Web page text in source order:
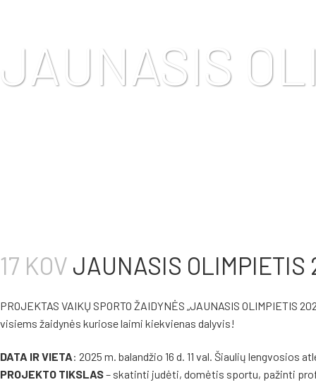
JAUNASIS
17 KOV JAUNASIS OLIMPIETIS
PROJEKTAS VAIKŲ SPORTO ŽAIDYNĖS „JAUNASIS OLIMPIETIS
visiems žaidynės kuriose laimi kiekvienas dalyvis!
DATA IR VIETA: 2025 m. balandžio 16 d. 11 val. Šiaulių lengvosios
PROJEKTO TIKSLAS– skatinti judėti, domėtis sportu, pažinti